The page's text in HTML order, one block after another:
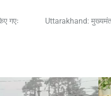
गएः
Uttarakhand: